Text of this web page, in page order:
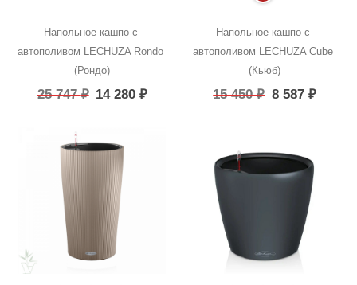
Напольное кашпо с
автополивом LECHUZA Rondo
(Рондо)
25 747₽ 14 280₽
Напольное кашпо с
автополивом LECHUZA Cube
(Кьюб)
15 450₽ 8 587 ₽